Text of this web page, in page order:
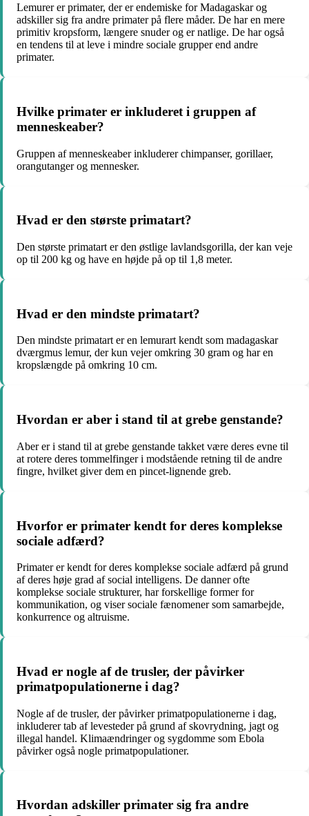
Lemurer er primater, der er endemiske for Madagaskar og
adskiller sig fra andre primater på flere måder. De har en mere
primitiv kropsform, længere snuder og er natlige. De har også
en tendens til at leve i mindre sociale grupper end andre
primater.
Hvilke primater er inkluderet i gruppen af
menneskeaber?
Gruppen af menneskeaber inkluderer chimpanser, gorillaer,
orangutanger og mennesker.
Hvad er den største primatart?
Den største primatart er den østlige lavlandsgorilla, der kan veje
op til 200 kg og have en højde på op til 1,8 meter.
Hvad er den mindste primatart?
Den mindste primatart er en lemurart kendt som madagaskar
dværgmus lemur, der kun vejer omkring 30 gram og har en
kropslængde på omkring 10 cm.
Hvordan er aber i stand til at grebe genstande?
Aber er i stand til at grebe genstande takket være deres evne til
at rotere deres tommelfinger i modstående retning til de andre
fingre, hvilket giver dem en pincet-lignende greb.
Hvorfor er primater kendt for deres komplekse
sociale adfærd?
Primater er kendt for deres komplekse sociale adfærd på grund
af deres høje grad af social intelligens. De danner ofte
komplekse sociale strukturer, har forskellige former for
kommunikation, og viser sociale fænomener som samarbejde,
konkurrence og altruisme.
Hvad er nogle af de trusler, der påvirker
primatpopulationerne i dag?
Nogle af de trusler, der påvirker primatpopulationerne i dag,
inkluderer tab af levesteder på grund af skovrydning, jagt og
illegal handel. Klimaændringer og sygdomme som Ebola
påvirker også nogle primatpopulationer.
Hvordan adskiller primater sig fra andre